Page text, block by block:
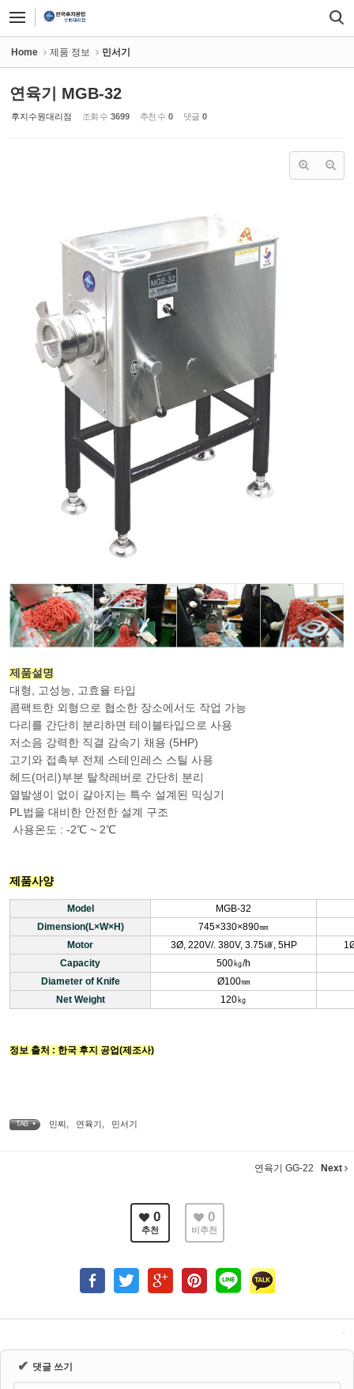
Home 제품 정보 민서기
연육기 MGB-32
후지수원대리점 조회 수 3699 추천 수 0 댓글 0
제품설명
대형, 고성능, 고효율 타입
콤팩트한 외형으로 협소한 장소에서도 작업 가능
다리를 간단히 분리하면 테이블타입으로 사용
저소음 강력한 직결 감속기 채용 (5HP)
고기와 접촉부 전체 스테인레스 스틸 사용
헤드(머리)부분 탈착레버로 간단히 분리
열발생이 없이 갈아지는 특수 설계된 믹싱기
PL법을 대비한 안전한 설계 구조
사용온도 : -2℃ ~ 2℃
제품사양
Model
MGB-32
Dimension(L×W×H)
745×330×890㎜
Motor
3Ø, 220V/. 380V, 3.75㎾, 5HP
Capacity
500㎏/h
Diameter of Knife
Ø100㎜
Net Weight
120㎏
정보 출처 : 한국 후지 공업(제조사)
TAG • 민찌 연육기 민서기
연육기 GG-22 Next
0
추천
0
비추천
✔ 댓글 쓰기